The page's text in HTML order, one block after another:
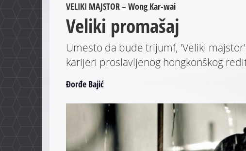
VELIKI MAJSTOR – Wong Kar-wai
Veliki promašaj
Umesto da bude trijumf, 'Veliki
karijeri proslavljenog hongkonškog
Đorđe Bajić